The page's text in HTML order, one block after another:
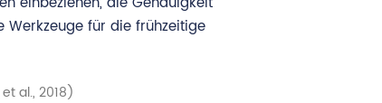
Werkzeuge für die frühzeitige